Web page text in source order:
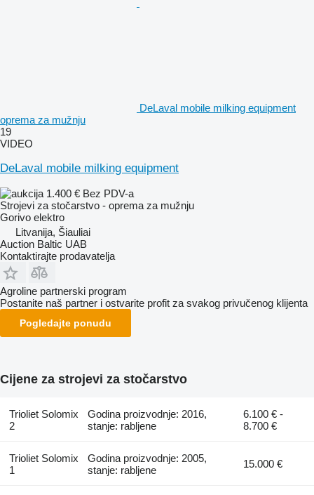
DeLaval mobile milking equipment
oprema za mužnju
19
VIDEO
DeLaval mobile milking equipment
1.400 € Bez PDV-a
Strojevi za stočarstvo - oprema za mužnju
Gorivo elektro
Litvanija, Šiauliai
Auction Baltic UAB
Kontaktirajte prodavatelja
Agroline partnerski program
Postanite naš partner i ostvarite profit za svakog privučenog klijenta
Pogledajte ponudu
Cijene za strojevi za stočarstvo
Trioliet Solomix
2
Godina proizvodnje: 2016,
stanje: rabljene
6.100 € -
8.700 €
Trioliet Solomix
1
Godina proizvodnje: 2005,
stanje: rabljene
15.000 €